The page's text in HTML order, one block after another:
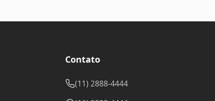
Contato
(11) 2888-4444